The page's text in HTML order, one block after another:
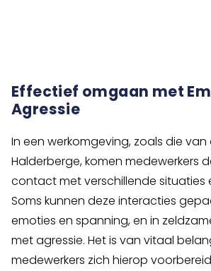
Effectief omgaan met
Agressie
In een werkomgeving, zoals die
Halderberge, komen medewerkers
contact met verschillende situaties
Soms kunnen deze interacties
emoties en spanning, en in
met agressie. Het is van vitaal
medewerkers zich hierop